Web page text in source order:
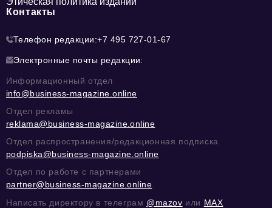
Контакты
Телефон редакции:+7 495 727-01-67
Электронные почты редакции:
Информационный отдел
info@business-magazine.online
Отдел рекламы
reklama@business-magazine.online
Отдел распространения/редакционная подписка
podpiska@business-magazine.online
Отдел по работе с партнерами
partner@business-magazine.online
Написать директору в телеграм @mazov или MAX